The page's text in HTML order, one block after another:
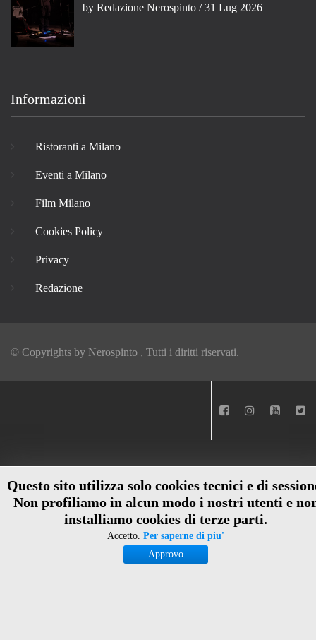
Questo sito utilizza solo cookies tecnici e di
Non profiliamo in alcun modo i nostri utenti e
installiamo cookies di terze parti.
Accetto. Per saperne di piu'
Approvo
by Redazione Nerospinto / 31 Lug 2026
Informazioni
Ristoranti a Milano
Eventi a Milano
Film Milano
Cookies Policy
Privacy
Redazione
© Copyrights by Nerospinto , Tutti i diritti riservati.